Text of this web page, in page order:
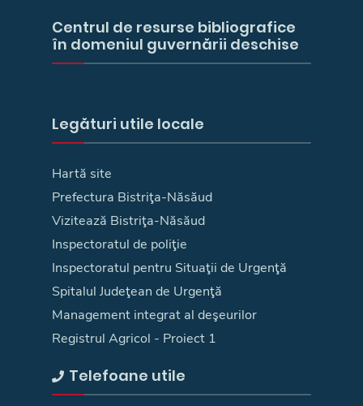
Centrul de resurse bibliografice
în domeniul guvernării deschise
Legături utile locale
Hartă site
Prefectura Bistriţa-Năsăud
Vizitează Bistriţa-Năsăud
Inspectoratul de poliţie
Inspectoratul pentru Situaţii de Urgenţă
Spitalul Judeţean de Urgenţă
Management integrat al deşeurilor
Registrul Agricol - Proiect 1
Telefoane utile